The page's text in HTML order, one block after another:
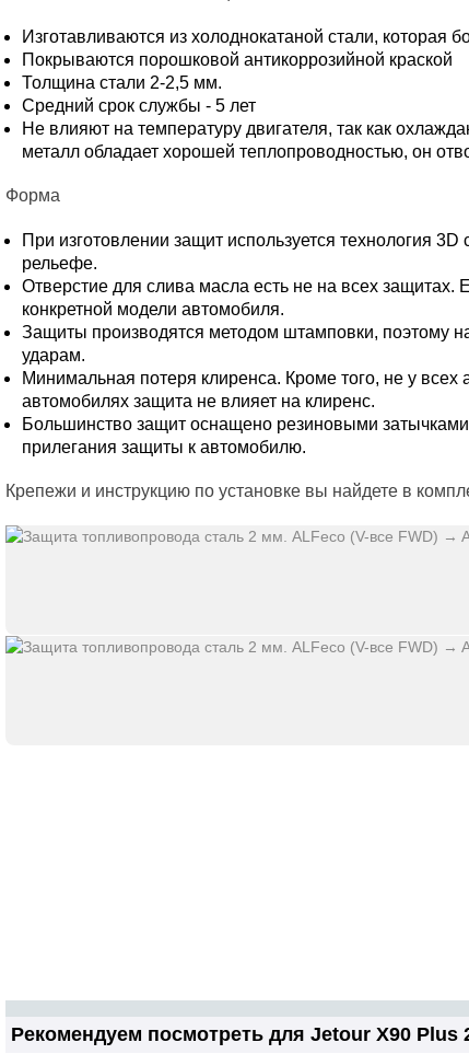
Изготавливаются из холоднокатаной стали, которая
Покрываются порошковой антикоррозийной краской
Толщина стали 2-2,5 мм.
Средний срок службы - 5 лет
Не влияют на температуру двигателя, так как
металл обладает хорошей теплопроводностью, он
Форма
При изготовлении защит используется технология
рельефе.
Отверстие для слива масла есть не на всех защитах.
конкретной модели автомобиля.
Защиты производятся методом штамповки, поэтому
ударам.
Минимальная потеря клиренса. Кроме того, не у
автомобилях защита не влияет на клиренс.
Большинство защит оснащено резиновыми
прилегания защиты к автомобилю.
Крепежи и инструкцию по установке вы найдете в
Рекомендуем посмотреть для Jetour X90 Plus